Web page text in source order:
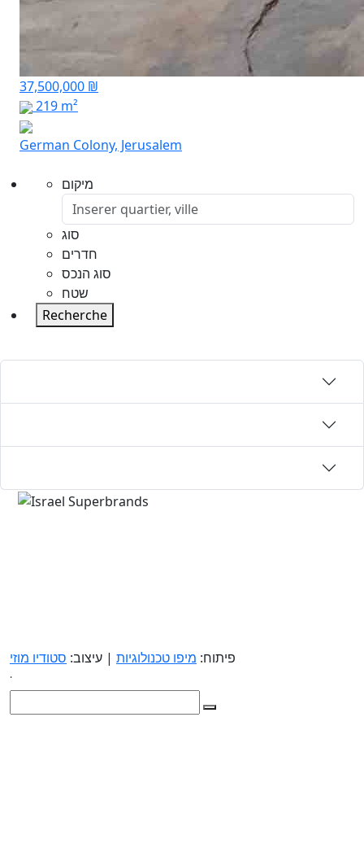
37,500,000 ₪
219 m²
German Colony, Jerusalem
מיקום
סוג
חדרים
סוג הנכס
שטח
Recherche
פיתוח: מיפו טכנולוגיות | עיצוב: סטודיו מוזי
.